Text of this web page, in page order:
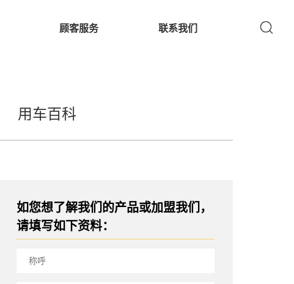
顾客服务 联系我们
用车百科
如您想了解我们的产品或加盟我们，
请填写如下资料：